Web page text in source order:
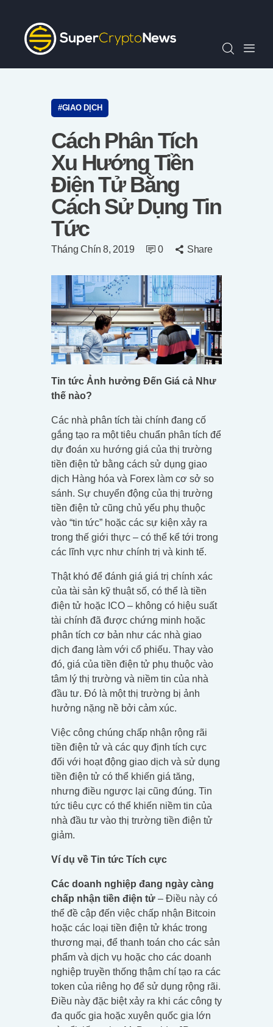
Chỉ Số SCN30
Tin Tức
Quan Điểm
Video
Tiếng Việt
GIAO DỊCH
Cách Phân Tích
Xu Hướng Tiền
Điện Tử Bằng
Cách Sử Dụng Tin
Tức
Tháng Chín 8, 2019 0 Share
Tin tức Ảnh hưởng Đến Giá cả Như
thế nào?
Các nhà phân tích tài chính đang cố
gắng tạo ra một tiêu chuẩn phân tích để
dự đoán xu hướng giá của thị trường
tiền điện tử bằng cách sử dụng giao
dịch Hàng hóa và Forex làm cơ sở so
sánh. Sự chuyển động của thị trường
tiền điện tử cũng chủ yếu phụ thuộc
vào “tin tức” hoặc các sự kiện xảy ra
trong thế giới thực – có thể kể tới trong
các lĩnh vực như chính trị và kinh tế.
Thật khó để đánh giá giá trị chính xác
của tài sản kỹ thuật số, có thể là tiền
điện tử hoặc ICO – không có hiệu suất
tài chính đã được chứng minh hoặc
phân tích cơ bản như các nhà giao
dịch đang làm với cổ phiếu. Thay vào
đó, giá của tiền điện tử phụ thuộc vào
tâm lý thị trường và niềm tin của nhà
đầu tư. Đó là một thị trường bị ảnh
hưởng nặng nề bởi cảm xúc.
Việc công chúng chấp nhận rộng rãi
tiền điện tử và các quy định tích cực
đối với hoạt động giao dịch và sử dụng
tiền điện tử có thể khiến giá tăng,
nhưng điều ngược lại cũng đúng. Tin
tức tiêu cực có thể khiến niềm tin của
nhà đầu tư vào thị trường tiền điện tử
giảm.
Ví dụ về Tin tức Tích cực
Các doanh nghiệp đang ngày càng
chấp nhận tiền điện tử – Điều này có
thể đề cập đến việc chấp nhận Bitcoin
hoặc các loại tiền điện tử khác trong
thương mại, để thanh toán cho các sản
phẩm và dịch vụ hoặc cho các doanh
nghiệp truyền thống thậm chí tạo ra các
token của riêng họ để sử dụng rộng rãi.
Điều này đặc biệt xảy ra khi các công ty
đa quốc gia hoặc xuyên quốc gia lớn